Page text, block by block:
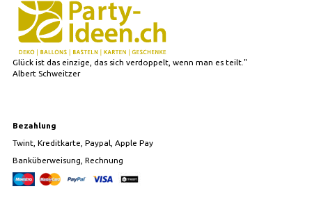
Glück ist das einzige, das sich verdoppelt, wenn man es teilt."
Albert Schweitzer
Bezahlung
Twint, Kreditkarte, Paypal, Apple Pay
Banküberweisung, Rechnung